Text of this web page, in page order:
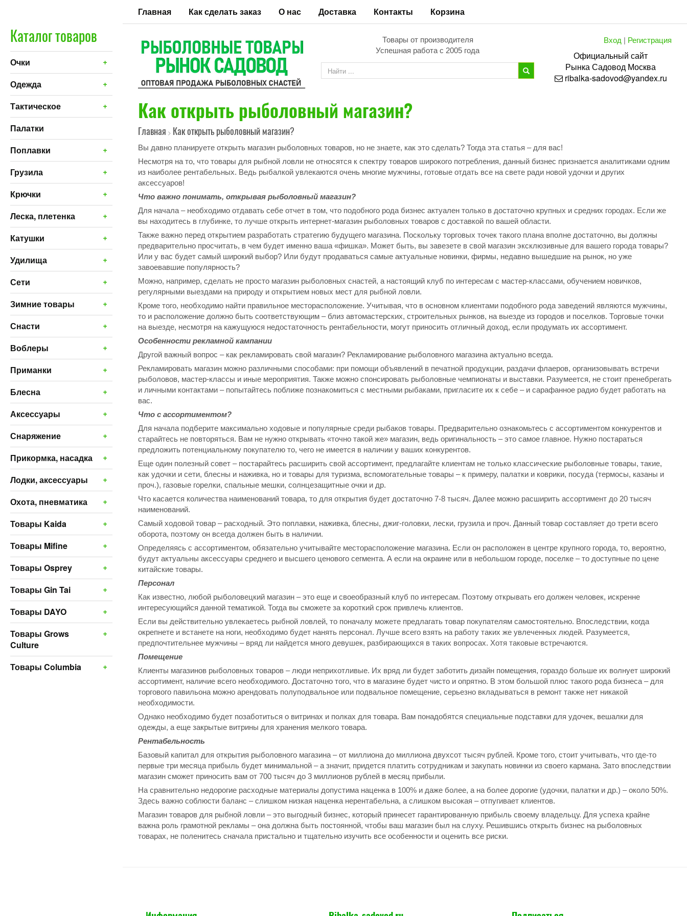
Главная Как сделать заказ О нас Доставка Контакты Корзина
Товары от производителя
Успешная работа с 2005 года
Вход | Регистрация
Официальный сайт
РынкаСадовод Москва
ribalka-sadovod@yandex.ru
Каталог товаров
+
Очки
+
Одежда
+
Тактическое
Палатки
+
Поплавки
+
Грузила
+
Крючки
+
Леска, плетенка
+
Катушки
+
Удилища
+
Сети
+
Зимние товары
+
Снасти
+
Воблеры
+
Приманки
+
Блесна
+
Аксессуары
+
Снаряжение
+
Прикормка, насадка
+
Лодки, аксессуары
+
Охота, пневматика
+
Товары Kaida
+
Товары Mifine
+
Товары Osprey
+
Товары Gin Tai
+
Товары DAYO
+
Товары Grows
Culture
+
Товары Columbia
Как открыть рыболовный магазин?
Главная > Как открыть рыболовный магазин?
Вы давно планируете открыть магазин рыболовных товаров, но не знаете, как это сделать? Тогда эта статья – для вас!
Несмотря на то, что товары для рыбной ловли не относятся к спектру товаров широкого потребления, данный бизнес признается аналитиками одним
из наиболее рентабельных. Ведь рыбалкой увлекаются очень многие мужчины, готовые отдать все на свете ради новой удочки и других
аксессуаров!
Что важно понимать, открывая рыболовный магазин?
Для начала – необходимо отдавать себе отчет в том, что подобного рода бизнес актуален только в достаточно крупных и средних городах. Если же
вы находитесь в глубинке, то лучше открыть интернет-магазин рыболовных товаров с доставкой по вашей области.
Также важно перед открытием разработать стратегию будущего магазина. Поскольку торговых точек такого плана вполне достаточно, вы должны
предварительно просчитать, в чем будет именно ваша «фишка». Может быть, вы завезете в свой магазин эксклюзивные для вашего города товары?
Или у вас будет самый широкий выбор? Или будут продаваться самые актуальные новинки, фирмы, недавно вышедшие на рынок, но уже
завоевавшие популярность?
Можно, например, сделать не просто магазин рыболовных снастей, а настоящий клуб по интересам с мастер-классами, обучением новичков,
регулярными выездами на природу и открытием новых мест для рыбной ловли.
Кроме того, необходимо найти правильное месторасположение. Учитывая, что в основном клиентами подобного рода заведений являются мужчины,
то и расположение должно быть соответствующим – близ автомастерских, строительных рынков, на выезде из городов и поселков. Торговые точки
на выезде, несмотря на кажущуюся недостаточность рентабельности, могут приносить отличный доход, если продумать их ассортимент.
Особенности рекламной кампании
Другой важный вопрос – как рекламировать свой магазин? Рекламирование рыболовного магазина актуально всегда.
Рекламировать магазин можно различными способами: при помощи объявлений в печатной продукции, раздачи флаеров, организовывать встречи
рыболовов, мастер-классы и иные мероприятия. Также можно спонсировать рыболовные чемпионаты и выставки. Разумеется, не стоит пренебрегать
и личными контактами – попытайтесь поближе познакомиться с местными рыбаками, пригласите их к себе – и сарафанное радио будет работать на
вас.
Что с ассортиментом?
Для начала подберите максимально ходовые и популярные среди рыбаков товары. Предварительно ознакомьтесь с ассортиментом конкурентов и
старайтесь не повторяться. Вам не нужно открывать «точно такой же» магазин, ведь оригинальность – это самое главное. Нужно постараться
предложить потенциальному покупателю то, чего не имеется в наличии у ваших конкурентов.
Еще один полезный совет – постарайтесь расширить свой ассортимент, предлагайте клиентам не только классические рыболовные товары, такие,
как удочки и сети, блесны и наживка, но и товары для туризма, вспомогательные товары – к примеру, палатки и коврики, посуда (термосы, казаны и
проч.), газовые горелки, спальные мешки, солнцезащитные очки и др.
Что касается количества наименований товара, то для открытия будет достаточно 7-8 тысяч. Далее можно расширить ассортимент до 20 тысяч
наименований.
Самый ходовой товар – расходный. Это поплавки, наживка, блесны, джиг-головки, лески, грузила и проч. Данный товар составляет до трети всего
оборота, поэтому он всегда должен быть в наличии.
Определяясь с ассортиментом, обязательно учитывайте месторасположение магазина. Если он расположен в центре крупного города, то, вероятно,
будут актуальны аксессуары среднего и высшего ценового сегмента. А если на окраине или в небольшом городе, поселке – то доступные по цене
китайские товары.
Персонал
Как известно, любой рыболовецкий магазин – это еще и своеобразный клуб по интересам. Поэтому открывать его должен человек, искренне
интересующийся данной тематикой. Тогда вы сможете за короткий срок привлечь клиентов.
Если вы действительно увлекаетесь рыбной ловлей, то поначалу можете предлагать товар покупателям самостоятельно. Впоследствии, когда
окрепнете и встанете на ноги, необходимо будет нанять персонал. Лучше всего взять на работу таких же увлеченных людей. Разумеется,
предпочтительнее мужчины – вряд ли найдется много девушек, разбирающихся в таких вопросах. Хотя таковые встречаются.
Помещение
Клиенты магазинов рыболовных товаров – люди неприхотливые. Их вряд ли будет заботить дизайн помещения, гораздо больше их волнует широкий
ассортимент, наличие всего необходимого. Достаточно того, что в магазине будет чисто и опрятно. В этом большой плюс такого рода бизнеса – для
торгового павильона можно арендовать полуподвальное или подвальное помещение, серьезно вкладываться в ремонт также нет никакой
необходимости.
Однако необходимо будет позаботиться о витринах и полках для товара. Вам понадобятся специальные подставки для удочек, вешалки для
одежды, а еще закрытые витрины для хранения мелкого товара.
Рентабельность
Базовый капитал для открытия рыболовного магазина – от миллиона до миллиона двухсот тысяч рублей. Кроме того, стоит учитывать, что где-то
первые три месяца прибыль будет минимальной – а значит, придется платить сотрудникам и закупать новинки из своего кармана. Зато впоследствии
магазин сможет приносить вам от 700 тысяч до 3 миллионов рублей в месяц прибыли.
На сравнительно недорогие расходные материалы допустима наценка в 100% и даже более, а на более дорогие (удочки, палатки и др.) – около 50%.
Здесь важно соблюсти баланс – слишком низкая наценка нерентабельна, а слишком высокая – отпугивает клиентов.
Магазин товаров для рыбной ловли – это выгодный бизнес, который принесет гарантированную прибыль своему владельцу. Для успеха крайне
важна роль грамотной рекламы – она должна быть постоянной, чтобы ваш магазин был на слуху. Решившись открыть бизнес на рыболовных
товарах, не поленитесь сначала пристально и тщательно изучить все особенности и оценить все риски.